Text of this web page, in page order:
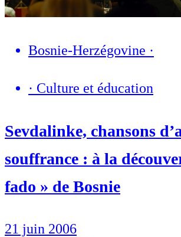
Bosnie-Herzégovine ·
· Culture et éducation
Sevdalinke, chansons
souffrance : à la
fado » de Bosnie
21 juin 2006